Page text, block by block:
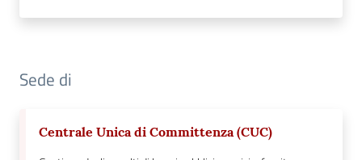
Sede di
Centrale Unica di Committenza (CUC)